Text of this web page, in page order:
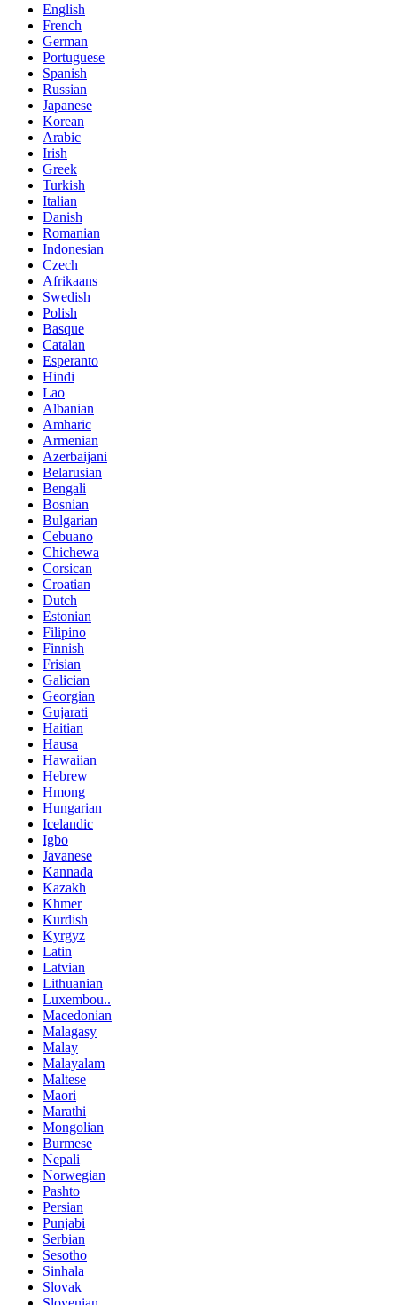
English
French
German
Portuguese
Spanish
Russian
Japanese
Korean
Arabic
Irish
Greek
Turkish
Italian
Danish
Romanian
Indonesian
Czech
Afrikaans
Swedish
Polish
Basque
Catalan
Esperanto
Hindi
Lao
Albanian
Amharic
Armenian
Azerbaijani
Belarusian
Bengali
Bosnian
Bulgarian
Cebuano
Chichewa
Corsican
Croatian
Dutch
Estonian
Filipino
Finnish
Frisian
Galician
Georgian
Gujarati
Haitian
Hausa
Hawaiian
Hebrew
Hmong
Hungarian
Icelandic
Igbo
Javanese
Kannada
Kazakh
Khmer
Kurdish
Kyrgyz
Latin
Latvian
Lithuanian
Luxembou..
Macedonian
Malagasy
Malay
Malayalam
Maltese
Maori
Marathi
Mongolian
Burmese
Nepali
Norwegian
Pashto
Persian
Punjabi
Serbian
Sesotho
Sinhala
Slovak